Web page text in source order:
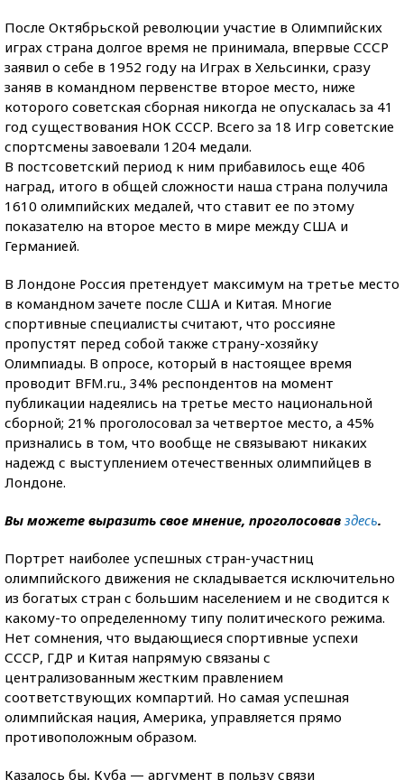
После Октябрьской революции участие в Олимпийских
играх страна долгое время не принимала, впервые СССР
заявил о себе в 1952 году на Играх в Хельсинки, сразу
заняв в командном первенстве второе место, ниже
которого советская сборная никогда не опускалась за 41
год существования НОК СССР. Всего за 18 Игр советские
спортсмены завоевали 1204 медали.
В постсоветский период к ним прибавилось еще 406
наград, итого в общей сложности наша страна получила
1610 олимпийских медалей, что ставит ее по этому
показателю на второе место в мире между США и
Германией.
В Лондоне Россия претендует максимум на третье место
в командном зачете после США и Китая. Многие
спортивные специалисты считают, что россияне
пропустят перед собой также страну-хозяйку
Олимпиады. В опросе, который в настоящее время
проводит BFM.ru., 34% респондентов на момент
публикации надеялись на третье место национальной
сборной; 21% проголосовал за четвертое место, а 45%
признались в том, что вообще не связывают никаких
надежд с выступлением отечественных олимпийцев в
Лондоне.
Вы можете выразить свое мнение, проголосовав здесь.
Портрет наиболее успешных стран-участниц
олимпийского движения не складывается исключительно
из богатых стран с большим населением и не сводится к
какому-то определенному типу политического режима.
Нет сомнения, что выдающиеся спортивные успехи
СССР, ГДР и Китая напрямую связаны с
централизованным жестким правлением
соответствующих компартий. Но самая успешная
олимпийская нация, Америка, управляется прямо
противоположным образом.
Казалось бы, Куба — аргумент в пользу связи